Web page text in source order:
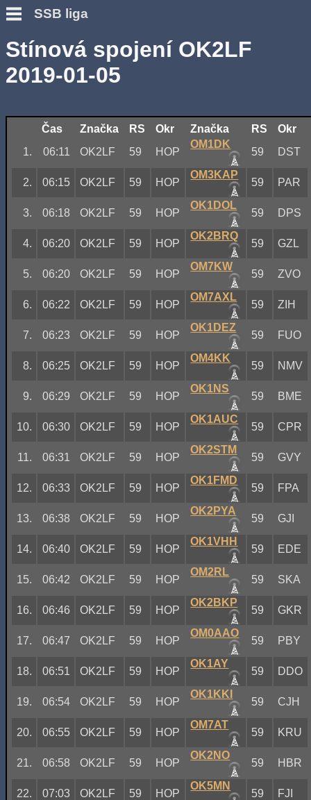
SSB liga
Stínová spojení OK2LF
2019-01-05
Čas Značka RS Okr Značka RS
Okr
1.
06:11 OK2LF 59 HOP
OM1DK
59 DST
2. 06:15 OK2LF 59 HOP
OM3KAP
59 PAR
3. 06:18 OK2LF 59 HOP
OK1DOL
59 DPS
4. 06:20 OK2LF 59 HOP
OK2BRQ
59 GZL
5. 06:20 OK2LF 59 HOP
OM7KW
59 ZVO
6. 06:22 OK2LF 59 HOP
OM7AXL
59 ZIH
7. 06:23 OK2LF 59 HOP
OK1DEZ
59 FUO
8. 06:25 OK2LF 59 HOP
OM4KK
59 NMV
9. 06:29 OK2LF 59 HOP
OK1NS
59 BME
10. 06:30 OK2LF 59 HOP
OK1AUC
59 CPR
11. 06:31 OK2LF 59 HOP
OK2STM
59 GVY
12. 06:33 OK2LF 59 HOP
OK1FMD
59 FPA
13. 06:38 OK2LF 59 HOP
OK2PYA
59 GJI
14. 06:40 OK2LF 59 HOP
OK1VHH
59 EDE
15. 06:42 OK2LF 59 HOP
OM2RL
59 SKA
16. 06:46 OK2LF 59 HOP
OK2BKP
59 GKR
17. 06:47 OK2LF 59 HOP
OM0AAO
59 PBY
18. 06:51 OK2LF 59 HOP
OK1AY
59 DDO
19. 06:54 OK2LF 59 HOP
OK1KKI
59 CJH
20. 06:55 OK2LF 59 HOP
OM7AT
59 KRU
21. 06:58 OK2LF 59 HOP
OK2NO
59 HBR
22. 07:03 OK2LF 59 HOP
OK5MN
59 FJI